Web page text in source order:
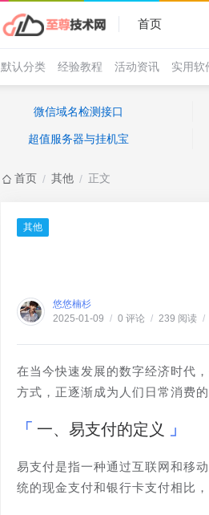
首页
默认分类 经验教程 活动资讯 实用软
微信域名检测接口
超值服务器与挂机宝
首页 / 其他 / 正文
其他
悠悠楠杉
2025-01-09 / 0 评论 / 239 阅读 /
在当今快速发展的数字经济时代
方式，正逐渐成为人们日常消费
一、易支付的定义
易支付是指一种通过互联网和移
统的现金支付和银行卡支付相比